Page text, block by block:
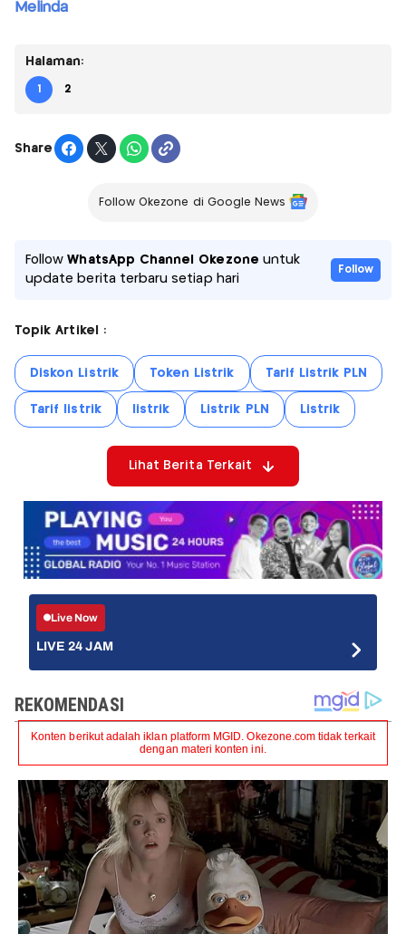
Melinda
Halaman:
1 2
Share
Follow Okezone di Google News
FollowWhatsApp Channel Okezone untuk
update berita terbaru setiap hari
Follow
Topik Artikel :
Diskon Listrik Token Listrik Tarif Listrik PLN
Tarif listrik listrik Listrik PLN Listrik
Lihat Berita Terkait
Live Now
LIVE 24 JAM